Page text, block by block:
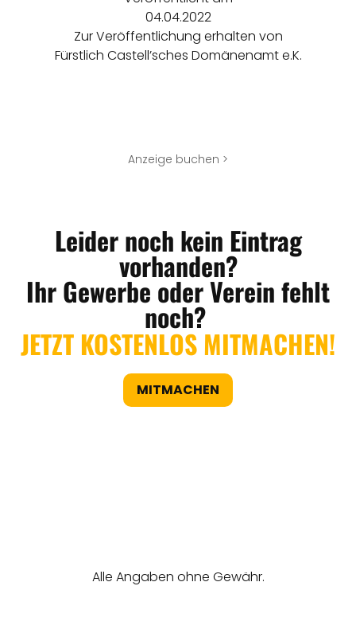
04.04.2022
Zur Veröffentlichung erhalten von
Fürstlich Castell’sches Domänenamt e.K.
Anzeige buchen >
Leider noch kein Eintrag
vorhanden?
Ihr Gewerbe oder Verein fehlt
noch?
JETZT KOSTENLOS MITMACHEN!
MITMACHEN